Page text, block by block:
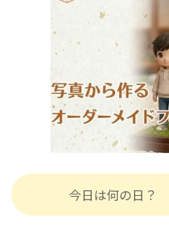
今日は何の日？